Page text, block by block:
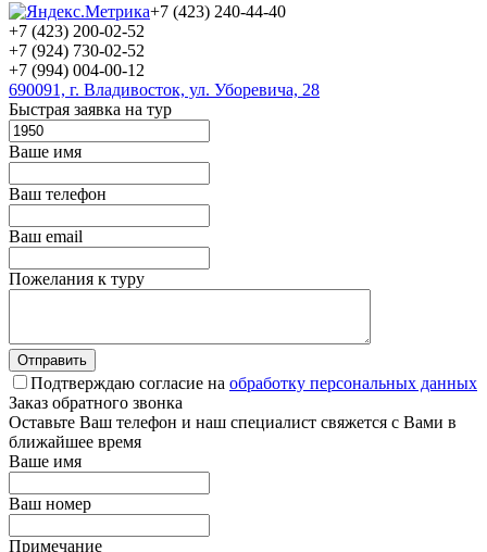
+7 (423) 240-44-40
+7 (423) 200-02-52
+7 (924) 730-02-52
+7 (994) 004-00-12
690091, г. Владивосток, ул. Уборевича, 28
Быстрая заявка на тур
Ваше имя
Ваш телефон
Ваш email
Пожелания к туру
Подтверждаю согласие на обработку персональных данных
Заказ обратного звонка
Оставьте Ваш телефон и наш специалист свяжется с Вами в
ближайшее время
Ваше имя
Ваш номер
Примечание